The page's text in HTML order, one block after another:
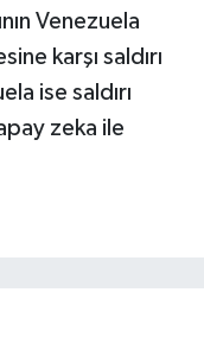
Venezuela
karşı saldırı
ise saldırı
zeka ile